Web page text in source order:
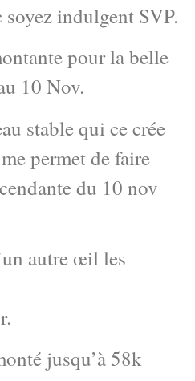
indulgent SVP.
pour la belle
10 Nov.
stable qui ce crée
permet de faire
du 10 nov
autre œil les
jusqu’à 58k